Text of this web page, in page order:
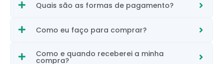
Quais são as formas de pagamento?
Como eu faço para comprar?
Como e quando receberei a minha
compra?